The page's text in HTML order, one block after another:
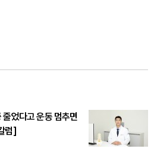
었다고 운동 멈추면
럼]